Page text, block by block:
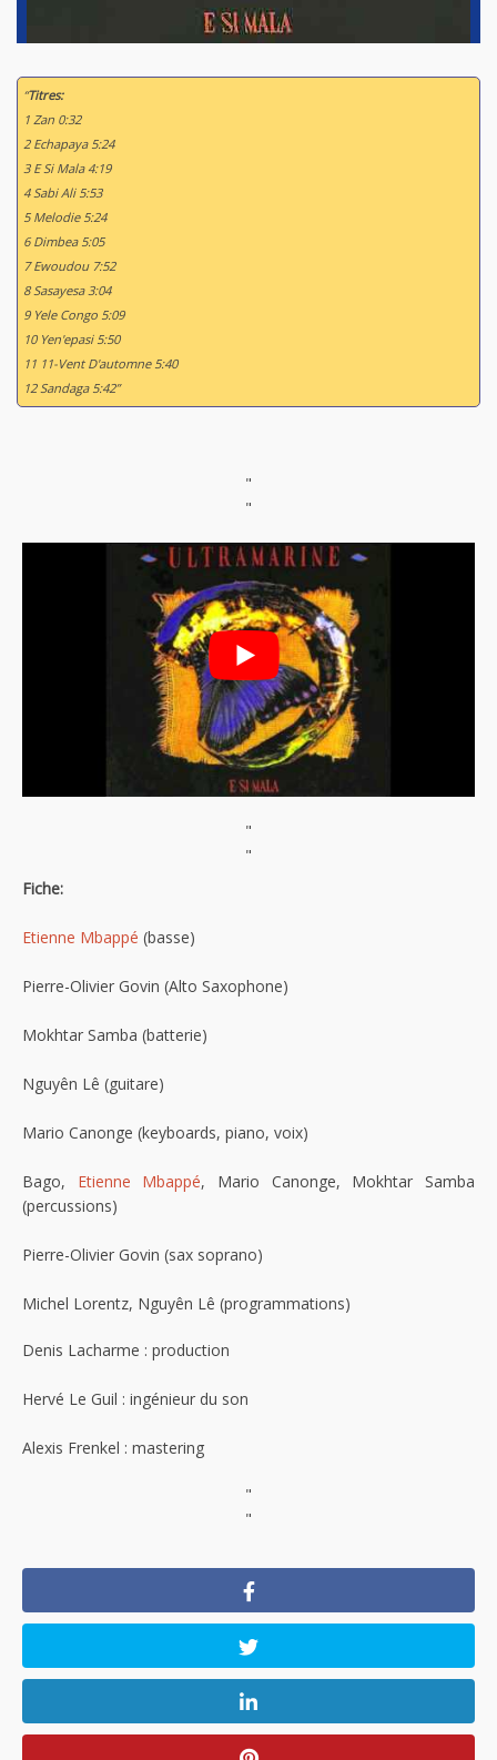
“Titres:
1 Zan 0:32
2 Echapaya 5:24
3 E Si Mala 4:19
4 Sabi Ali 5:53
5 Melodie 5:24
6 Dimbea 5:05
7 Ewoudou 7:52
8 Sasayesa 3:04
9 Yele Congo 5:09
10 Yen'epasi 5:50
11 11-Vent D'automne 5:40
12 Sandaga 5:42”
"
"
"
"
Fiche:
Etienne Mbappé (basse)
Pierre-Olivier Govin (Alto Saxophone)
Mokhtar Samba (batterie)
Nguyên Lê (guitare)
Mario Canonge (keyboards, piano, voix)
Bago, Etienne Mbappé, Mario Canonge, Mokhtar Samba
(percussions)
Pierre-Olivier Govin (sax soprano)
Michel Lorentz, Nguyên Lê (programmations)
Denis Lacharme : production
Hervé Le Guil : ingénieur du son
Alexis Frenkel : mastering
"
"